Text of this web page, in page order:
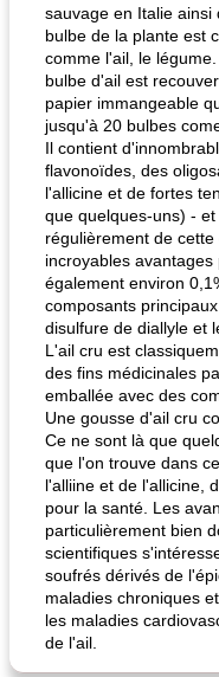
sauvage en Italie
bulbe de la plante est
comme l'ail, le
bulbe d'ail est
papier immangeable
jusqu'à 20 bulbes
Il contient
flavonoïdes, des
l'allicine et de fortes
que quelques-uns) -
régulièrement de
incroyables
également environ
composants
disulfure de diallyle et
L'ail cru est
des fins médicinales
emballée avec des
Une gousse d'ail cru
Ce ne sont là que
que l'on trouve dans
l'alliine et de l'allicine,
pour la santé. Les
particulièrement bien
scientifiques
soufrés dérivés de
maladies chroniques
les maladies
de l'ail.